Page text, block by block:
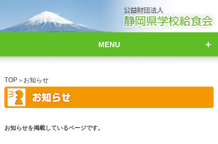
MENU
TOP > お知らせ
お知らせを掲載しているページです。